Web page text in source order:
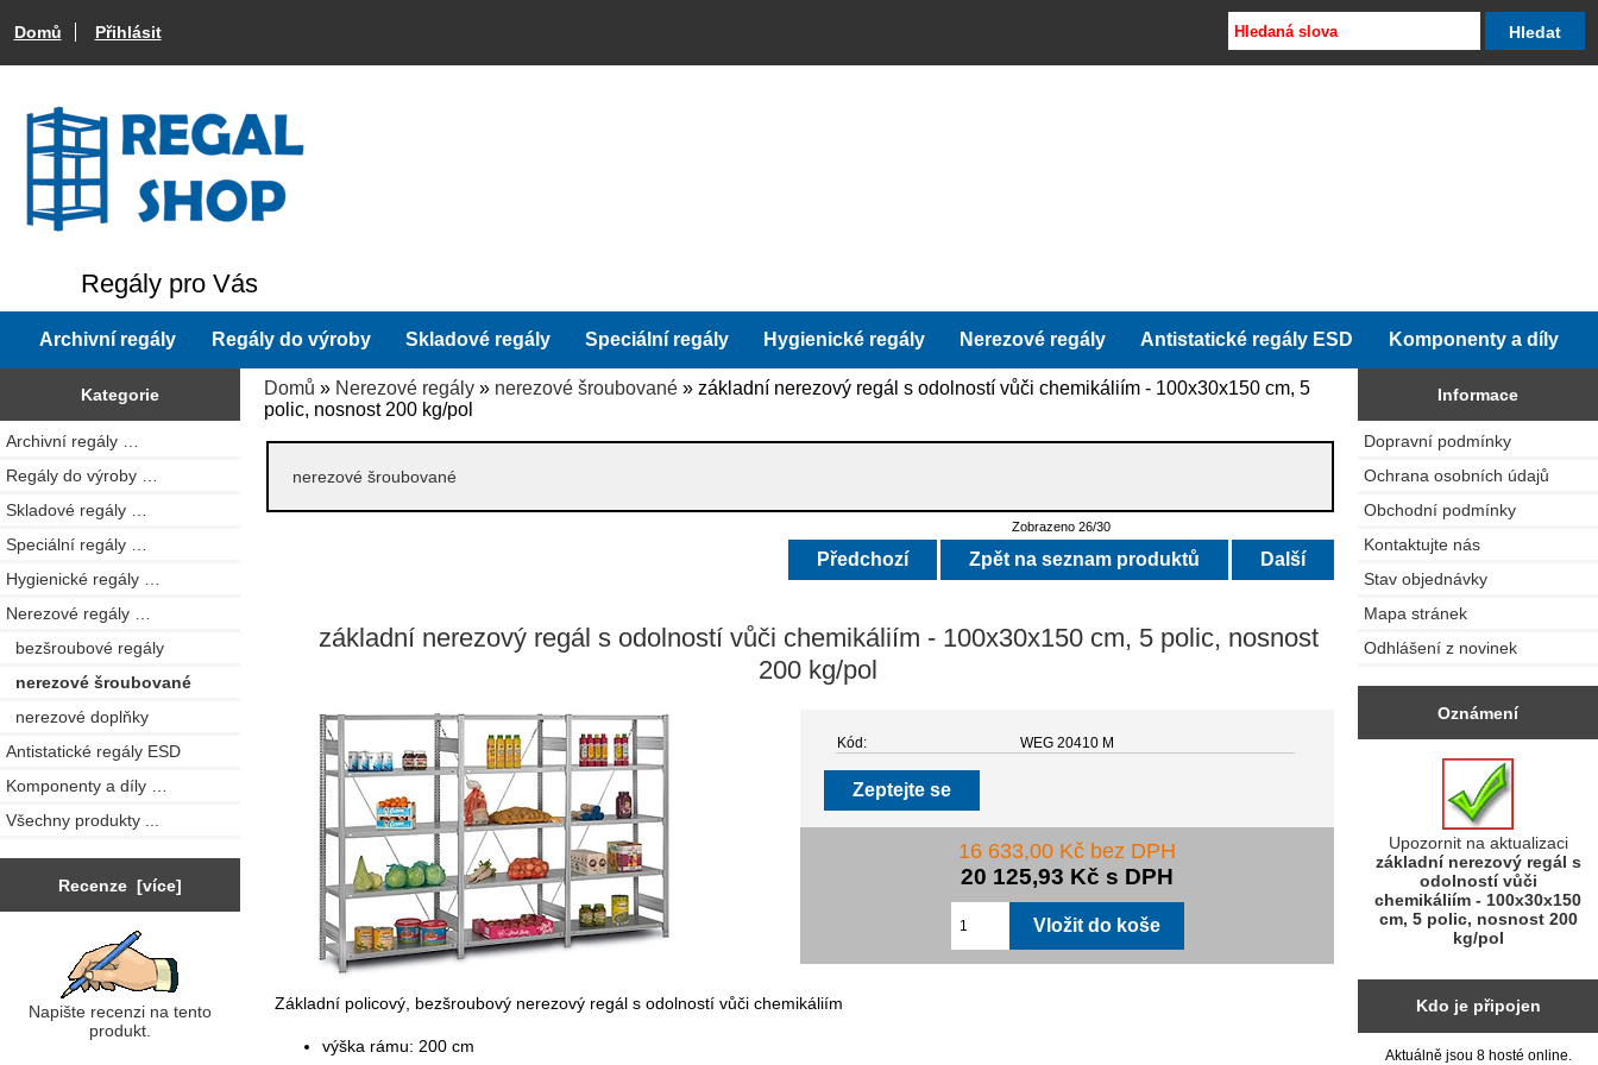
Domů Přihlásit
Regály pro Vás
Archivní regály Regály do výroby Skladové regály Speciální regály Hygienické regály Nerezové regály Antistatické regály ESD Komponenty a díly
Kategorie
Archivní regály …
Regály do výroby …
Skladové regály …
Speciální regály …
Hygienické regály …
Nerezové regály …
bezšroubové regály
nerezové šroubované
nerezové doplňky
Antistatické regály ESD
Komponenty a díly …
Všechny produkty ...
Recenze [více]
Napište recenzi na tento
produkt.
Domů » Nerezové regály » nerezové šroubované » základní nerezový regál s odolností vůči chemikáliím - 100x30x150 cm, 5
polic, nosnost 200 kg/pol
nerezové šroubované
Zobrazeno 26/30
Předchozí Zpět na seznam produktů Další
základní nerezový regál s odolností vůči chemikáliím - 100x30x150 cm, 5 polic, nosnost
200 kg/pol
Kód: WEG 20410 M
Zeptejte se
16 633,00 Kč bez DPH
20 125,93 Kč s DPH
Základní policový, bezšroubový nerezový regál s odolností vůči chemikáliím
výška rámu: 200 cm
Informace
Dopravní podmínky
Ochrana osobních údajů
Obchodní podmínky
Kontaktujte nás
Stav objednávky
Mapa stránek
Odhlášení z novinek
Oznámení
Upozornit na aktualizaci
základní nerezový regál s
odolností vůči
chemikáliím - 100x30x150
cm, 5 polic, nosnost 200
kg/pol
Kdo je připojen
Aktuálně jsou 8 hosté online.